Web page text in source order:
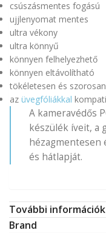
csúszásmentes fogású
ujjlenyomat mentes
ultra vékony
ultra könnyű
könnyen felhelyezhető
könnyen eltávolítható
tökéletesen és
az üvegfóliákkal
A kameravédős
készülék íveit, a
hézagmentesen
és hátlapját.
További információk
Brand